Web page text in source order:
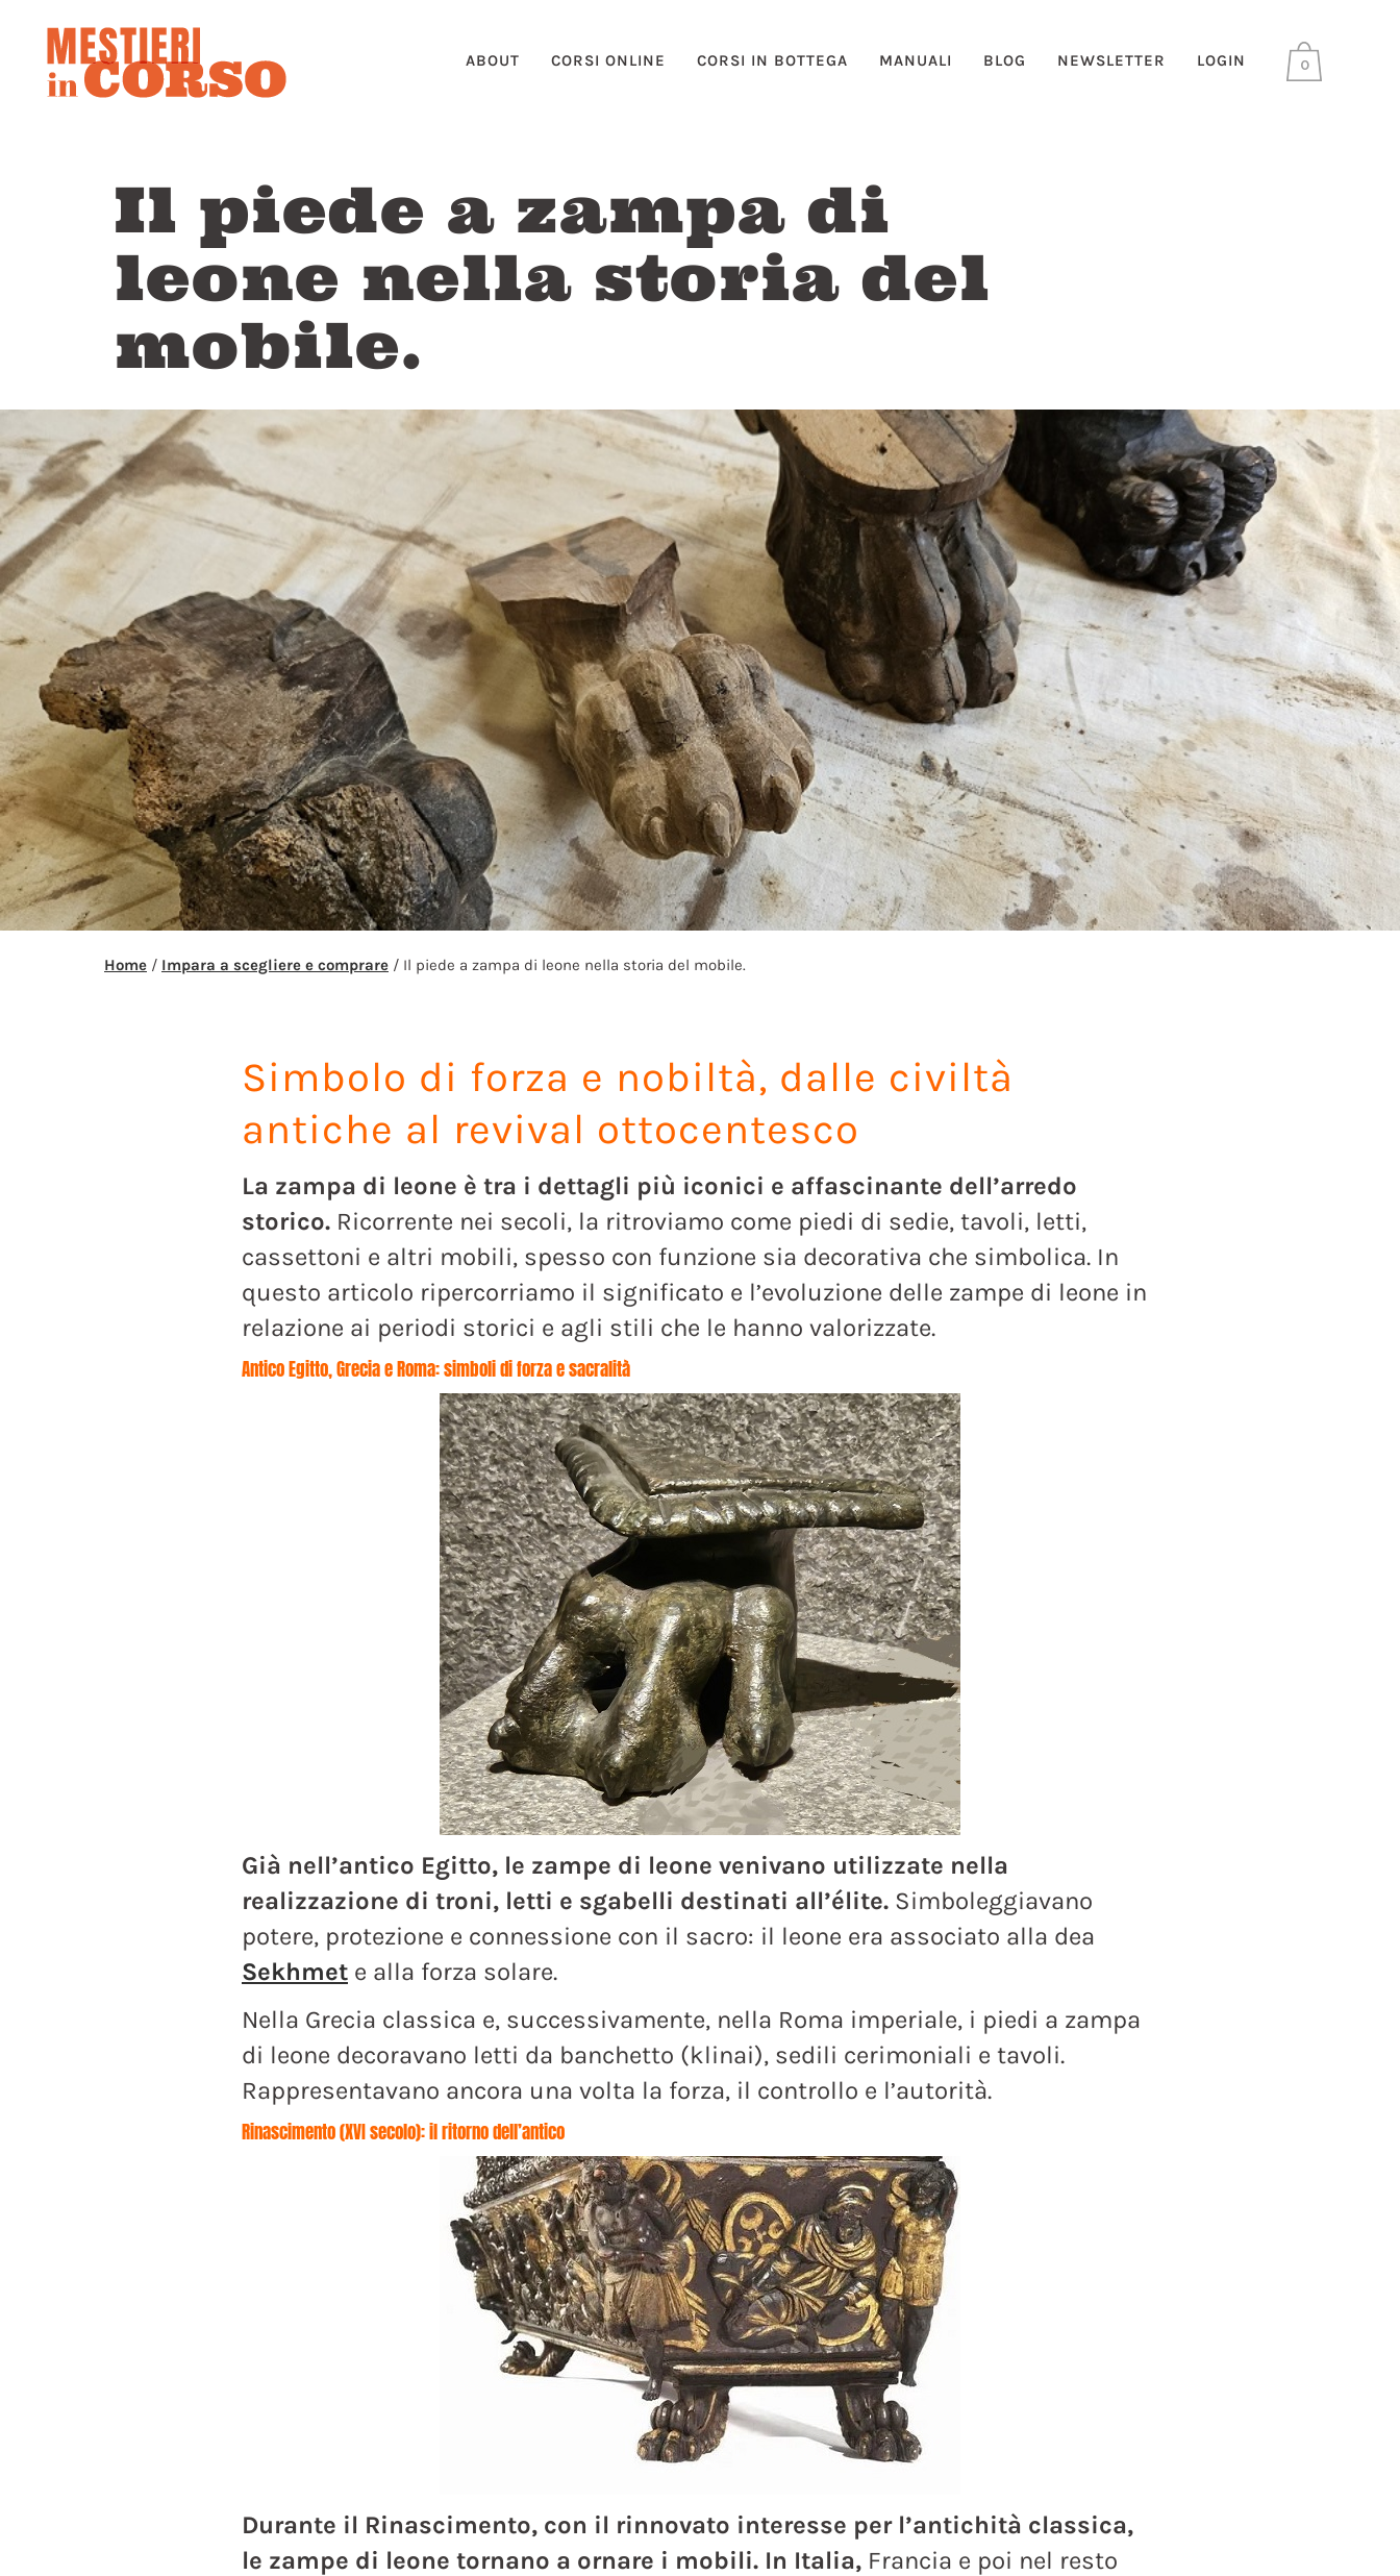
0
ABOUT CORSI ONLINE CORSI IN BOTTEGA MANUALI BLOG NEWSLETTER LOGIN
Il piede a zampa di
leone nella storia del
mobile.
Home / Impara a scegliere e comprare / Il piede a zampa di leone nella storia del mobile.
Simbolo di forza e nobiltà, dalle civiltà
antiche al revival ottocentesco
La zampa di leone è tra i dettagli più iconici e affascinante dell’arredo
storico. Ricorrente nei secoli, la ritroviamo come piedi di sedie, tavoli, letti,
cassettoni e altri mobili, spesso con funzione sia decorativa che simbolica. In
questo articolo ripercorriamo il significato e l’evoluzione delle zampe di leone in
relazione ai periodi storici e agli stili che le hanno valorizzate.
Antico Egitto, Grecia e Roma: simboli di forza e sacralità
Già nell’antico Egitto, le zampe di leone venivano utilizzate nella
realizzazione di troni, letti e sgabelli destinati all’élite. Simboleggiavano
potere, protezione e connessione con il sacro: il leone era associato alla dea
Sekhmet e alla forza solare.
Nella Grecia classica e, successivamente, nella Roma imperiale, i piedi a zampa
di leone decoravano letti da banchetto (klinai), sedili cerimoniali e tavoli.
Rappresentavano ancora una volta la forza, il controllo e l’autorità.
Rinascimento (XVI secolo): il ritorno dell’antico
Durante il Rinascimento, con il rinnovato interesse per l’antichità classica,
le zampe di leone tornano a ornare i mobili. In Italia, Francia e poi nel resto